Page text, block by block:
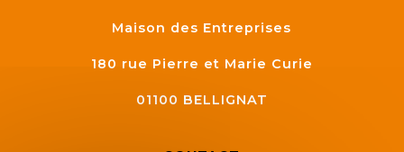
Maison des Entreprises
180 rue Pierre et Marie Curie
01100 BELLIGNAT